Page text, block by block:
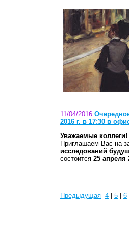
11/04/2016
2016 г. в 17:30 в
Уважаемые коллеги!
Приглашаем Вас на
исследований
состоится 25
Предыдущая 4 | 5 | 6